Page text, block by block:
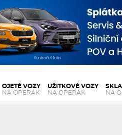
OJETÉ VOZY
NA OPERÁK
UŽITKOVÉ VOZY
NA OPERÁK
NA